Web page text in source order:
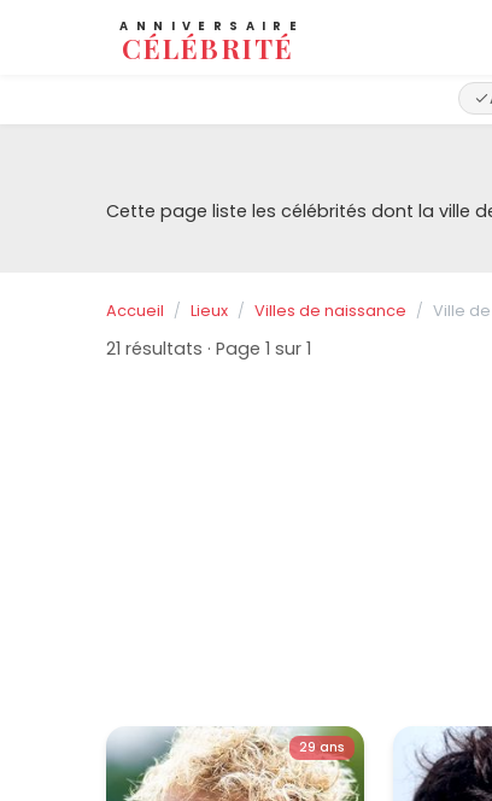
ANNIVERSAIRE
CÉLÉBRITÉ
Cette page liste les célébrités dont la ville
Accueil Lieux Villes de naissance Ville
21 résultats · Page 1 sur 1
29 ans